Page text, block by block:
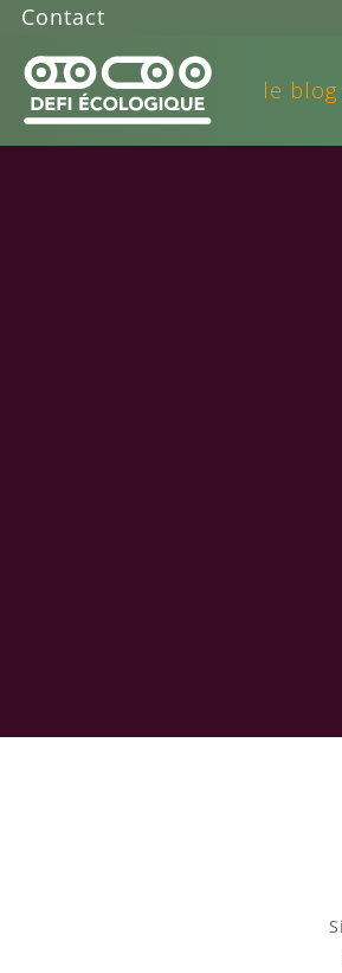
Contact
le